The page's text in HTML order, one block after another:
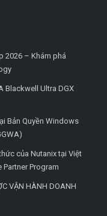
2026 – Khám phá
Blackwell Ultra DGX
Bản Quyền Windows
của Nutanix tại Việt
Partner Program
VẬN HÀNH DOANH